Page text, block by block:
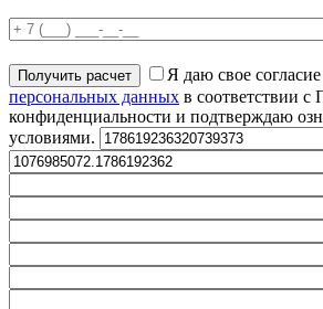
Я даю свое
персональных данных в соответствии с
конфиденциальности и подтверждаю
условиями.